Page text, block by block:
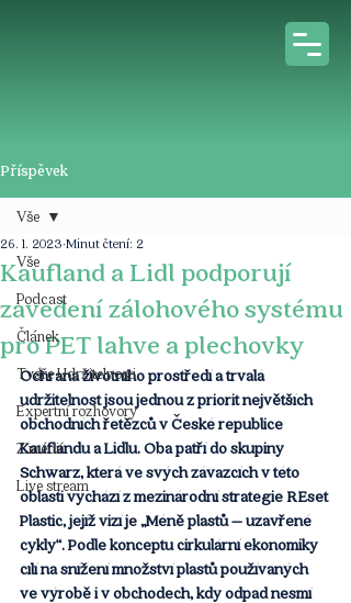
Příspěvek
Vše
Podcast
Článek
Tváře Udržitelnosti
Expertní rozhovory
Z médií
Live stream
Vše
Kaufland a Lidl podporují
zavedení zálohového systému
pro PET lahve a plechovky
26. 1. 2023 Minut čtení: 2
Ochrana životního prostředí a trvalá
udržitelnost jsou jednou z priorit největších
obchodních řetězců v České republice
Kauflandu a Lidlu. Oba patří do skupiny
Schwarz, která ve svých závazcích v této
oblasti vychází z mezinárodní strategie REset
Plastic, jejíž vizí je „Méně plastů – uzavřené
cykly“. Podle konceptu cirkulární ekonomiky
cílí na snížení množství plastů používaných
ve výrobě i v obchodech, kdy odpad nesmí